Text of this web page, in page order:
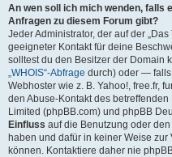
An wen soll ich mich wenden, falls
Anfragen zu diesem Forum gibt?
Jeder Administrator, der auf der
geeigneter Kontakt für deine
solltest du den Besitzer der Domain
„WHOIS“-Abfrage durch) oder — falls
Webhoster wie z. B. Yahoo!, free.fr,
den Abuse-Kontakt des
Limited (phpBB.com) und phpBB
Einfluss auf die Benutzung oder
haben und dafür in keiner Weise
können. Kontaktiere daher nie